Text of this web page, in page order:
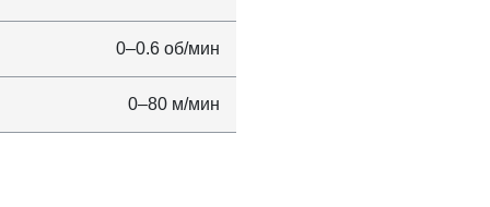
0–0.6 об/мин
0–80 м/мин